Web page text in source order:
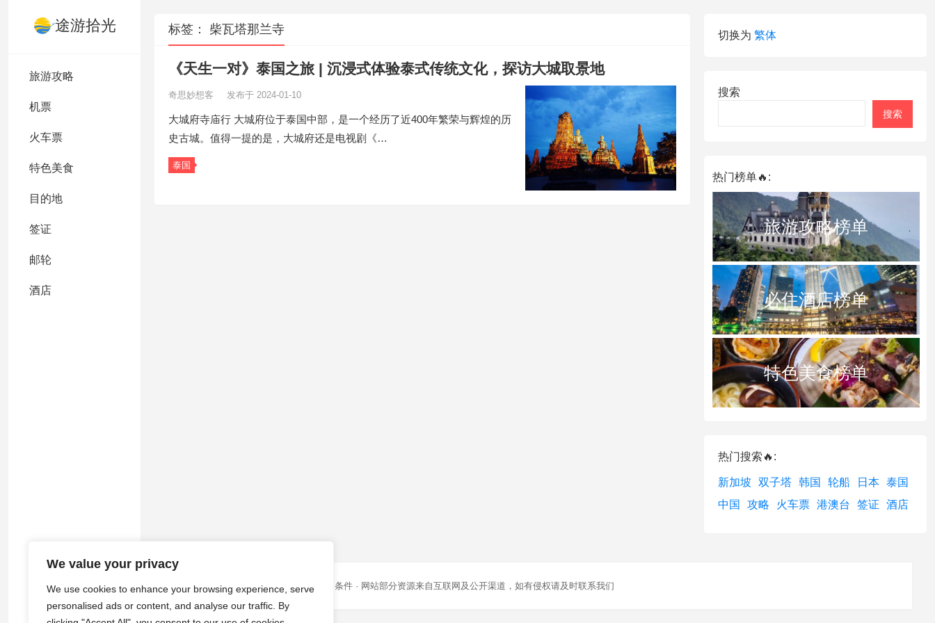
We value your privacy
We use cookies to enhance your browsing experience, serve
personalised ads or content, and analyse our traffic. By
途游拾光
旅游攻略
机票
火车票
特色美食
目的地
签证
邮轮
酒店
标签： 柴瓦塔那兰寺
《天生一对》泰国之旅 | 沉浸式体验泰式传统文化，探访大城取景地
奇思妙想客 发布于 2024-01-10
大城府寺庙行 大城府位于泰国中部，是一个经历了近400年繁荣与辉煌的历
史古城。值得一提的是，大城府还是电视剧《…
泰国
切换为 繁体
搜索
搜索
热门榜单🔥:
旅游攻略榜单
必住酒店榜单
特色美食榜单
热门搜索🔥:
新加坡 双子塔 韩国 轮船 日本 泰国
中国
攻略 火车票 港澳台 签证 酒店
© 2026途游拾光·隐私政策| 服务条款和条件 · 网站部分资源来自互联网及公开渠道，如有侵权请及时联系我们